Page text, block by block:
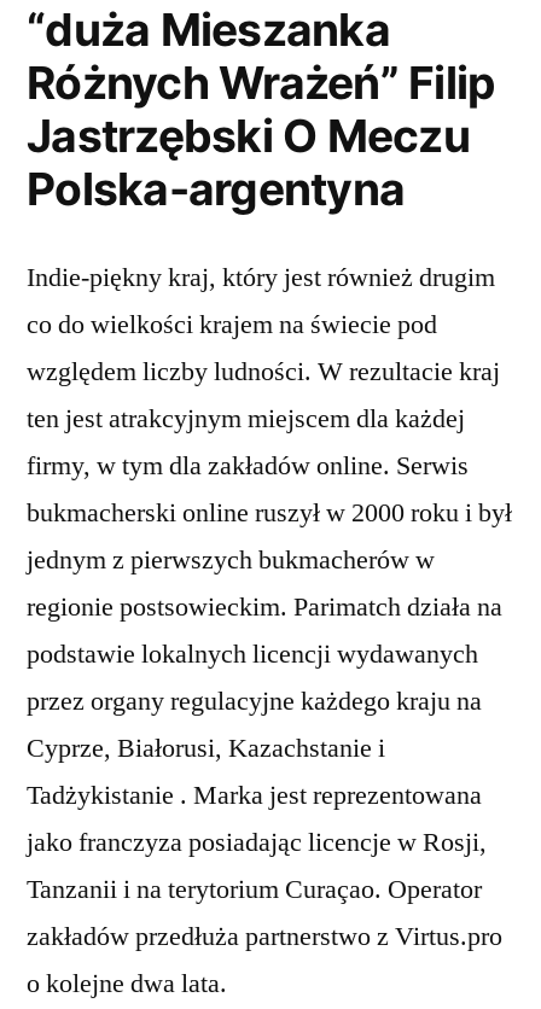
“duża Mieszanka
Różnych Wrażeń” Filip
Jastrzębski O Meczu
Polska-argentyna
Indie-piękny kraj, który jest również drugim
co do wielkości krajem na świecie pod
względem liczby ludności. W rezultacie kraj
ten jest atrakcyjnym miejscem dla każdej
firmy, w tym dla zakładów online. Serwis
bukmacherski online ruszył w 2000 roku i był
jednym z pierwszych bukmacherów w
regionie postsowieckim. Parimatch działa na
podstawie lokalnych licencji wydawanych
przez organy regulacyjne każdego kraju na
Cyprze, Białorusi, Kazachstanie i
Tadżykistanie . Marka jest reprezentowana
jako franczyza posiadając licencje w Rosji,
Tanzanii i na terytorium Curaçao. Operator
zakładów przedłuża partnerstwo z Virtus.pro
o kolejne dwa lata.